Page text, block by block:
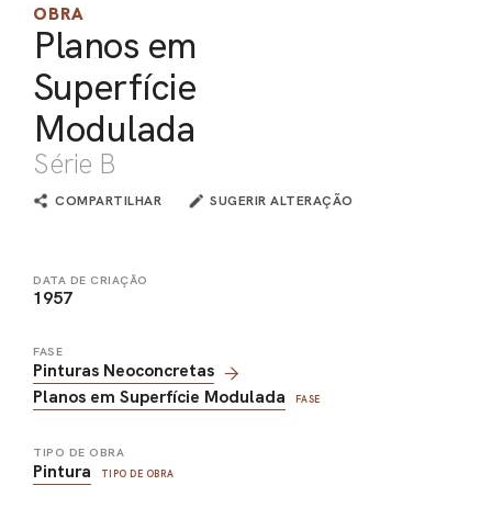
OBRA
Planos em
Superfície
Modulada
Série B
COMPARTILHAR SUGERIR ALTERAÇÃO
DATA DE CRIAÇÃO
1957
FASE
Pinturas Neoconcretas
Planos em Superfície Modulada
FASE
TIPO DE OBRA
Pintura TIPO DE OBRA